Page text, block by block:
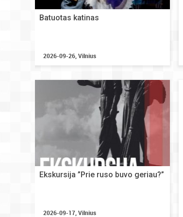
Batuotas katinas
2026-09-26, Vilnius
Ekskursija ”Prie ruso buvo geriau?”
2026-09-17, Vilnius